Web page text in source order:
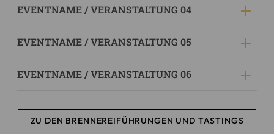
EVENTNAME / VERANSTALTUNG 04
EVENTNAME / VERANSTALTUNG 05
EVENTNAME / VERANSTALTUNG 06
ZU DEN BRENNEREIFÜHRUNGEN UND TASTINGS